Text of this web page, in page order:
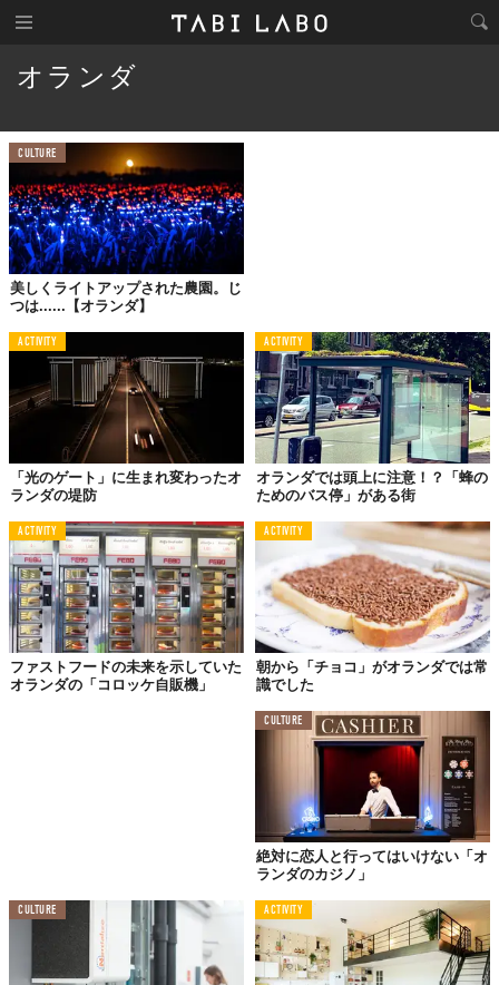
オランダ
CULTURE
美しくライトアップされた農園。じ
つは......【オランダ】
ACTIVITY
「光のゲート」に生まれ変わったオ
ランダの堤防
ACTIVITY
オランダでは頭上に注意！？「蜂の
ためのバス停」がある街
ACTIVITY
ファストフードの未来を示していた
オランダの「コロッケ自販機」
ACTIVITY
朝から「チョコ」がオランダでは常
識でした
CULTURE
絶対に恋人と行ってはいけない「オ
ランダのカジノ」
CULTURE ACTIVITY